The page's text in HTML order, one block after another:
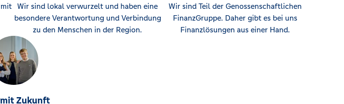
Wir sind lokal verwurzelt und haben eine
besondere Verantwortung und Verbindung
zu den Menschen in der Region.
Wir sind Teil der Genossenschaftlichen
FinanzGruppe. Daher gibt es bei uns
Finanzlösungen aus einer Hand.
Zukunft